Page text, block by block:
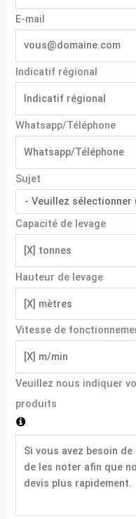
E-mail
Indicatif régional
Whatsapp/Téléphone
Sujet
Capacité de levage
Hauteur de levage
Vitesse de
Veuillez nous indiquer
produits